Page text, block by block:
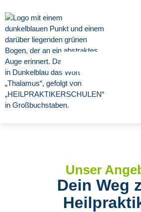
Unser
Dein Weg